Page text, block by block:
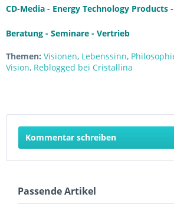
CD-Media - Energy Technology Products
Beratung - Seminare - Vertrieb
Themen: Visionen, Lebenssinn,
Vision, Reblogged bei Cristallina
Kommentar schreiben
Passende Artikel